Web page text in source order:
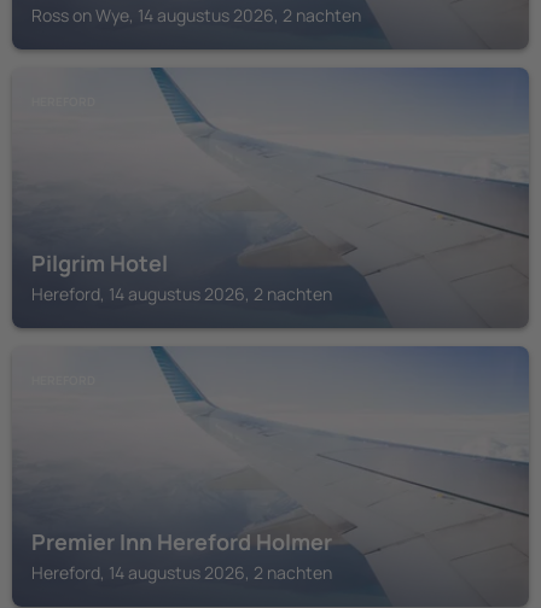
Ross on Wye, 14 augustus 2026, 2 nachten
Pilgrim Hotel
Hereford, 14 augustus 2026, 2 nachten
Premier Inn Hereford Holmer
Hereford, 14 augustus 2026, 2 nachten